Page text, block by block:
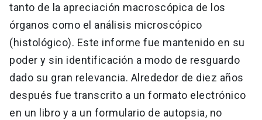
tanto de la apreciación macroscópica de los
órganos como el análisis microscópico
(histológico). Este informe fue mantenido en su
poder y sin identificación a modo de resguardo
dado su gran relevancia. Alrededor de diez años
después fue transcrito a un formato electrónico
en un libro y a un formulario de autopsia, no